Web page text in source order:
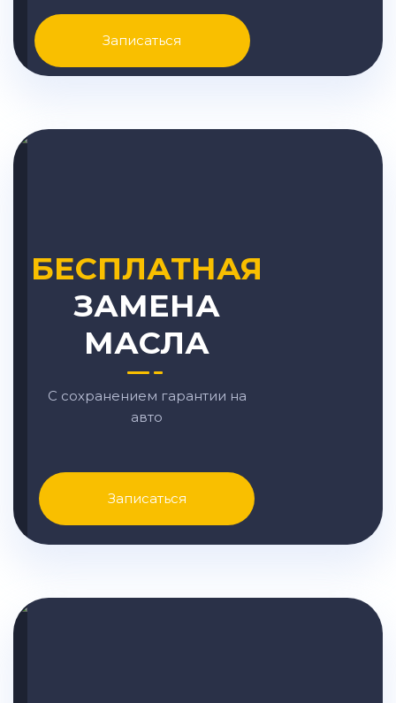
Записаться
БЕСПЛАТНАЯ
ЗАМЕНА
МАСЛА
С сохранением гарантии на
авто
Записаться